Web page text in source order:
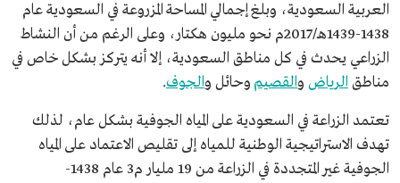
العربية السعودية، وبلغ إجمالي المساحة المزروعة في السعودية عام
1438-1439هـ/2017م نحو مليون هكتار، وعلى الرغم من أن النشاط
الزراعي يحدث في كل مناطق السعودية، إلا أنه يتركز بشكل خاص في
مناطق الرياض والقصيم وحائل والجوف.
تعتمد الزراعة في السعودية على المياه الجوفية بشكل عام، لذلك
تهدف الاستراتيجية الوطنية للمياه إلى تقليص الاعتماد على المياه
الجوفية غير المتجددة في الزراعة من 19 مليار م3 عام 1438-